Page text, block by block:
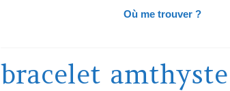
Où me trouver ?
bracelet amthyste